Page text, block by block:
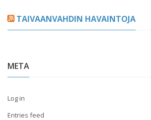
TAIVAANVAHDIN HAVAINTOJA
META
Log in
Entries feed